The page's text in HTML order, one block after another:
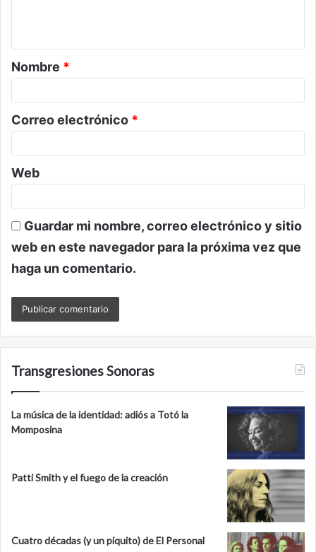
a
r
o
*
Nombre *
Correo electrónico *
Web
Guardar mi nombre, correo electrónico y sitio
web en este navegador para la próxima vez que
haga un comentario.
Transgresiones Sonoras
La música de la identidad: adiós a Totó la
Momposina
Patti Smith y el fuego de la creación
Cuatro décadas (y un piquito) de El Personal